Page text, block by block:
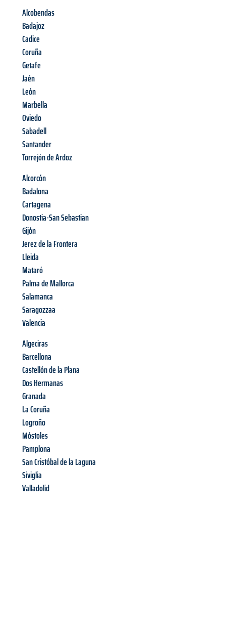
Alcobendas
Badajoz
Cadice
Coruña
Getafe
Jaén
León
Marbella
Oviedo
Sabadell
Santander
Torrejón de Ardoz
Alcorcón
Badalona
Cartagena
Donostia-San Sebastian
Gijón
Jerez de la Frontera
Lleida
Mataró
Palma de Mallorca
Salamanca
Saragozzaa
Valencia
Algeciras
Barcellona
Castellón de la Plana
Dos Hermanas
Granada
La Coruña
Logroño
Móstoles
Pamplona
San Cristóbal de la Laguna
Siviglia
Valladolid